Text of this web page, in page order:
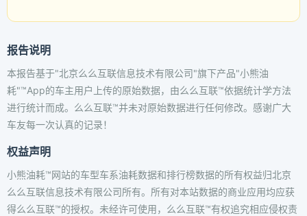
报告说明
本报告基于"北京么么互联信息技术有限公司"旗下产品"小熊油
耗"™App的车主用户上传的原始数据，由么么互联™依据统计学方法
进行统计而成。么么互联™并未对原始数据进行任何修改。感谢广大
车友每一次认真的记录！
权益声明
小熊油耗™网站的车型车系油耗数据和排行榜数据的所有权益归北京
么么互联信息技术有限公司所有。所有对本站数据的商业应用均应获
得么么互联™的授权。未经许可使用，么么互联™有权追究相应侵权责